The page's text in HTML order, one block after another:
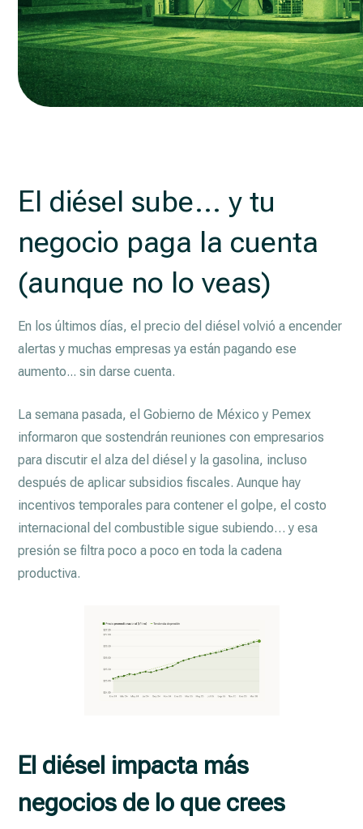
El diésel sube... y tu
negocio paga la cuenta
(aunque no lo veas)
En los últimos días, el precio del diésel volvió a encender
alertas y muchas empresas ya están pagando ese
aumento... sin darse cuenta.
La semana pasada, el Gobierno de México y Pemex
informaron que sostendrán reuniones con empresarios
para discutir el alza del diésel y la gasolina, incluso
después de aplicar subsidios fiscales. Aunque hay
incentivos temporales para contener el golpe, el costo
internacional del combustible sigue subiendo… y esa
presión se filtra poco a poco en toda la cadena
productiva.
El diésel impacta más
negocios de lo que crees